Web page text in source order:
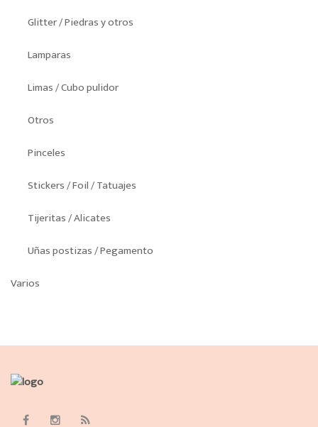
Glitter / Piedras y otros
Lamparas
Limas / Cubo pulidor
Otros
Pinceles
Stickers / Foil / Tatuajes
Tijeritas / Alicates
Uñas postizas / Pegamento
Varios